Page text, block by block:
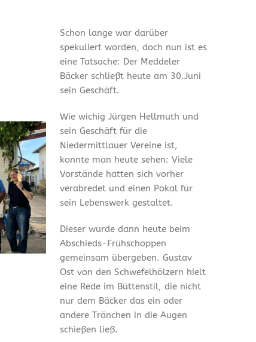
Schon lange war darüber
spekuliert worden, doch nun ist es
eine Tatsache: Der Meddeler
Bäcker schließt heute am 30.Juni
sein Geschäft.
Wie wichig Jürgen Hellmuth und
sein Geschäft für die
Niedermittlauer Vereine ist,
konnte man heute sehen: Viele
Vorstände hatten sich vorher
verabredet und einen Pokal für
sein Lebenswerk gestaltet.
Dieser wurde dann heute beim
Abschieds-Frühschoppen
gemeinsam übergeben. Gustav
Ost von den Schwefelhölzern hielt
eine Rede im Büttenstil, die nicht
nur dem Bäcker das ein oder
andere Tränchen in die Augen
schießen ließ.